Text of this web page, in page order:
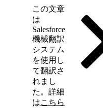
この文章
は
Salesforce
機械翻訳
システム
を使用し
て翻訳さ
れまし
た。詳細
はこちら